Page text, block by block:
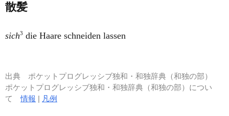
散髪
sich3 die Haare schneiden lassen
出典 ポケットプログレッシブ独和・和独辞典（和独の部）
ポケットプログレッシブ独和・和独辞典（和独の部）につい
て情報 | 凡例